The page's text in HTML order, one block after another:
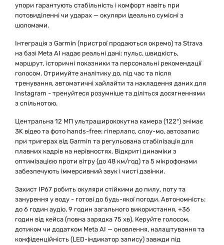
упори гарантують стабільність і комфорт навіть при
потовиділенні чи ударах — окуляри ідеально сумісні з
шоломами.
Інтеграція з Garmin (пристрої продаються окремо) та Strava
на базі Meta AI надає реальні дані: пульс, швидкість,
маршрут, історичні показники та персональні рекомендації
голосом. Отримуйте аналітику до, під час та після
тренування, автоматичні хайлайти та накладення даних для
Instagram - тренуйтеся розумніше та діліться досягненнями
з спільнотою.
Центральна 12 МП ультраширококутна камера (122°) знімає
3K відео та фото hands-free: гіперлапс, слоу-мо, автозапис
при тригерах від Garmin та регульована стабілізація для
плавних кадрів на нерівностях. Відкриті динаміки з
оптимізацією проти вітру (до 48 км/год) та 5 мікрофонами
забезпечують іммерсивний звук і чисті дзвінки.
Захист IP67 робить окуляри стійкими до пилу, поту та
занурення у воду - готові до будь-якої погоди. Автономність:
до 6 годин аудіо, 9 годин загального використання, +36
годин від кейса (повна зарядка 75 хв). Керуйте голосом,
дотиком чи додатком Meta AI — оновлення, налаштування та
конфіденційність (LED-індикатор запису) завжди під